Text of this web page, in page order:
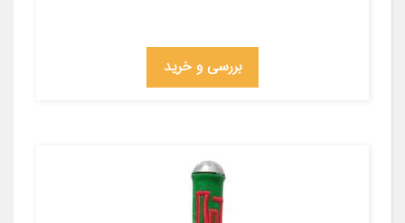
بررسی و خرید